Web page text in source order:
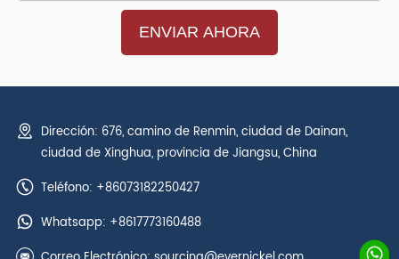
Dirección: 676, camino de Renmin, ciudad de Dainan,
ciudad de Xinghua, provincia de Jiangsu, China
Teléfono: +86073182250427
Whatsapp: +8617773160488